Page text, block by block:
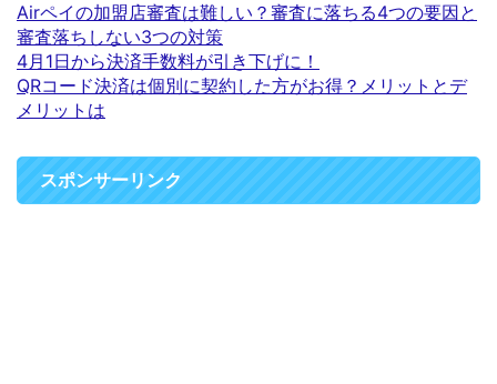
Airペイの加盟店審査は難しい？審査に落ちる4つの要因と
審査落ちしない3つの対策
4月1日から決済手数料が引き下げに！
QRコード決済は個別に契約した方がお得？メリットとデ
メリットは
スポンサーリンク